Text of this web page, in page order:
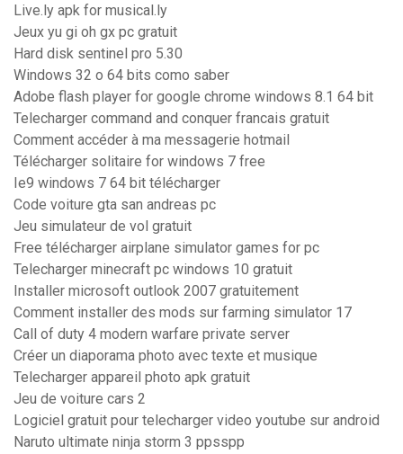
Live.ly apk for musical.ly
Jeux yu gi oh gx pc gratuit
Hard disk sentinel pro 5.30
Windows 32 o 64 bits como saber
Adobe flash player for google chrome windows 8.1 64 bit
Telecharger command and conquer francais gratuit
Comment accéder à ma messagerie hotmail
Télécharger solitaire for windows 7 free
Ie9 windows 7 64 bit télécharger
Code voiture gta san andreas pc
Jeu simulateur de vol gratuit
Free télécharger airplane simulator games for pc
Telecharger minecraft pc windows 10 gratuit
Installer microsoft outlook 2007 gratuitement
Comment installer des mods sur farming simulator 17
Call of duty 4 modern warfare private server
Créer un diaporama photo avec texte et musique
Telecharger appareil photo apk gratuit
Jeu de voiture cars 2
Logiciel gratuit pour telecharger video youtube sur android
Naruto ultimate ninja storm 3 ppsspp